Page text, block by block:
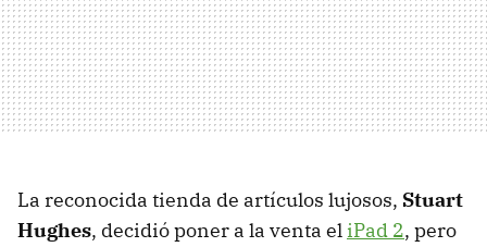
La reconocida tienda de artículos lujosos, Stuart
Hughes, decidió poner a la venta el iPad 2, pero